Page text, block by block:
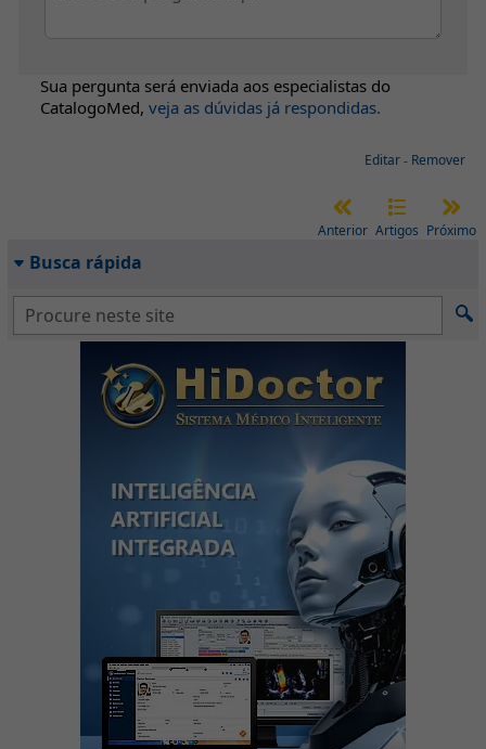
Sua pergunta será enviada aos especialistas do
CatalogoMed, veja as dúvidas já respondidas.
Editar- Remover
Anterior Artigos Próximo
Busca rápida